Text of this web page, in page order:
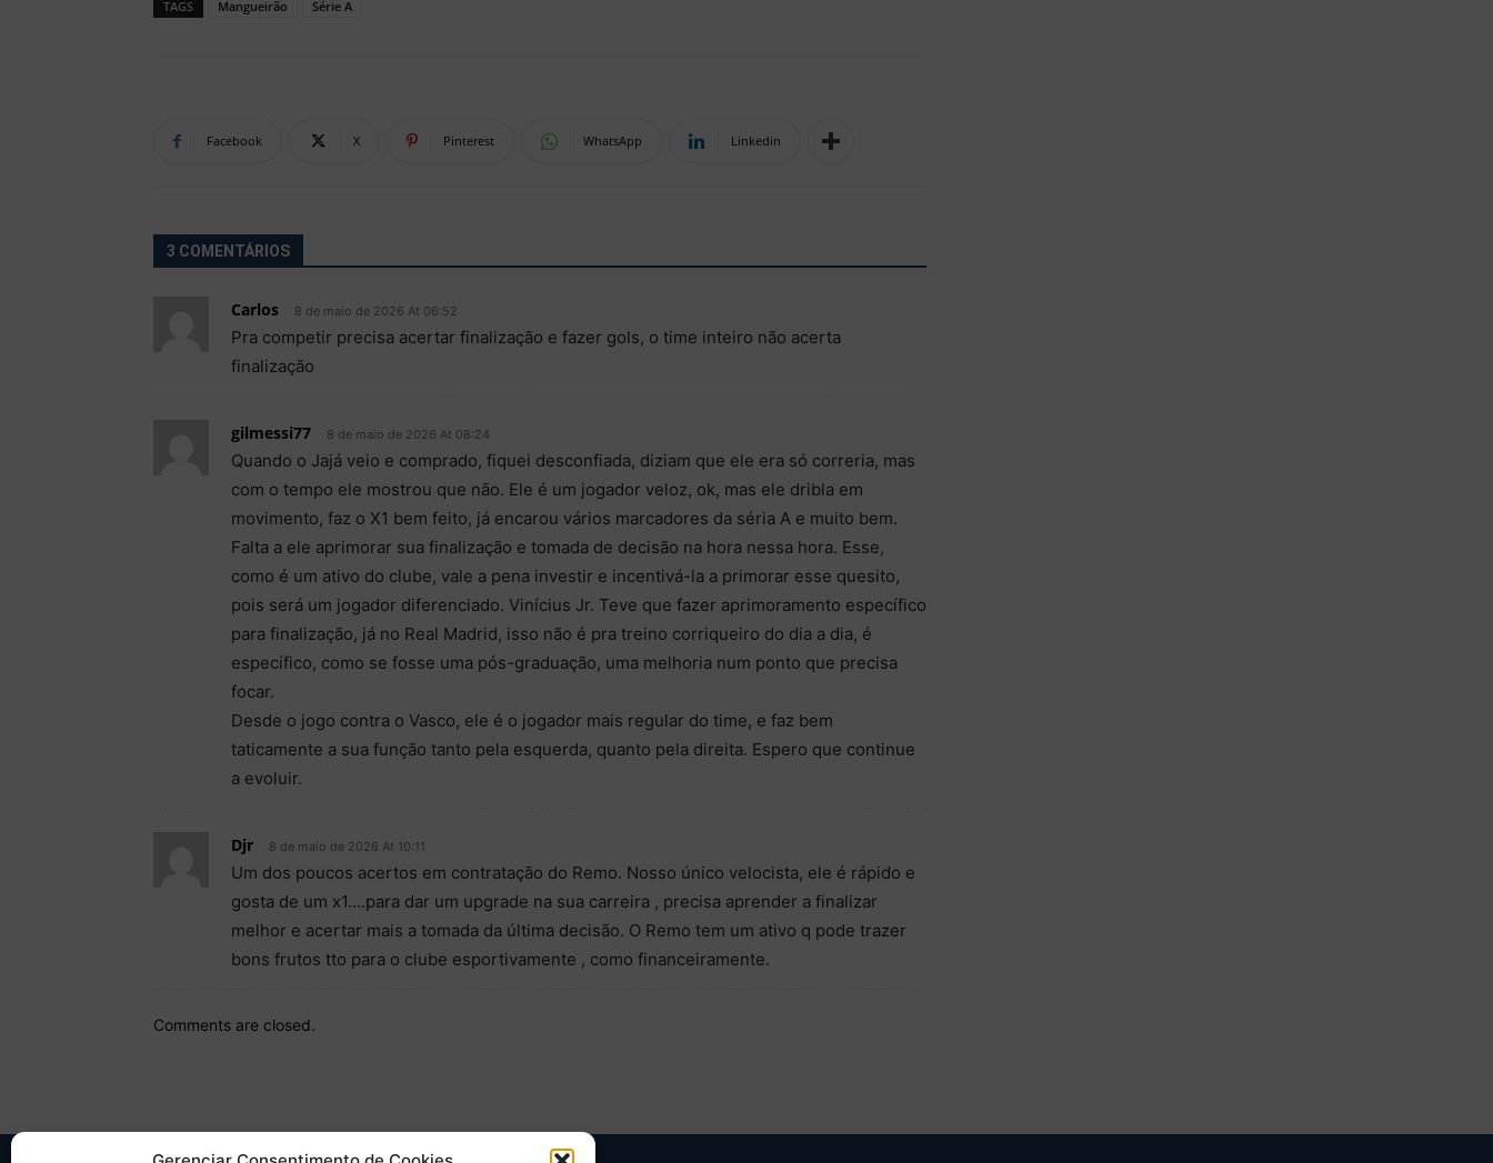
TAGS Mangueirão Série A
Facebook X Pinterest WhatsApp Linkedin
3 COMENTÁRIOS
Carlos 8 de maio de 2026 At 06:52
Pra competir precisa acertar finalização e fazer gols, o time inteiro não acerta
finalização
gilmessi77 8 de maio de 2026 At 08:24
Quando o Jajá veio e comprado, fiquei desconfiada, diziam que ele era só correria, mas
com o tempo ele mostrou que não. Ele é um jogador veloz, ok, mas ele dribla em
movimento, faz o X1 bem feito, já encarou vários marcadores da séria A e muito bem.
Falta a ele aprimorar sua finalização e tomada de decisão na hora nessa hora. Esse,
como é um ativo do clube, vale a pena investir e incentivá-la a primorar esse quesito,
pois será um jogador diferenciado. Vinícius Jr. Teve que fazer aprimoramento específico
para finalização, já no Real Madrid, isso não é pra treino corriqueiro do dia a dia, é
específico, como se fosse uma pós-graduação, uma melhoria num ponto que precisa
focar.
Desde o jogo contra o Vasco, ele é o jogador mais regular do time, e faz bem
taticamente a sua função tanto pela esquerda, quanto pela direita. Espero que continue
a evoluir.
Djr 8 de maio de 2026 At 10:11
Um dos poucos acertos em contratação do Remo. Nosso único velocista, ele é rápido e
gosta de um x1….para dar um upgrade na sua carreira , precisa aprender a finalizar
melhor e acertar mais a tomada da última decisão. O Remo tem um ativo q pode trazer
bons frutos tto para o clube esportivamente , como financeiramente.
Comments are closed.